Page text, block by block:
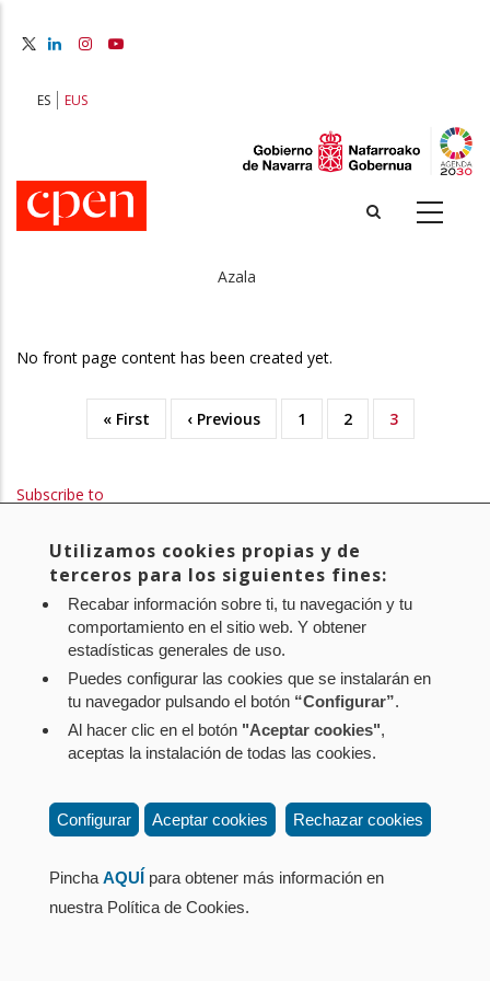
content
ES EUS
Azala
No front page content has been created yet.
Pagination
First
« First
Previous
‹ Previous Orria
1 Orria
2
Uneko
3
Subscribe to
Aviso legal Política de privacidad
Política de cookies
Mapa web
Configuración de cookies
Contacto: Paseo de Sarasate nº 38, 2º Dcha - 31001
Pamplona (Navarra) Tel.: 848 42 08 72
corporacion@cpen.es
Utilizamos cookies propias y de
terceros para los siguientes fines:
Recabar información sobre ti, tu navegación y tu
comportamiento en el sitio web. Y obtener
estadísticas generales de uso.
Puedes configurar las cookies que se instalarán en
tu navegador pulsando el botón “Configurar”.
Al hacer clic en el botón "Aceptar cookies",
aceptas la instalación de todas las cookies.
Configurar Aceptar cookies Rechazar cookies
Pincha AQUÍ para obtener más información en
nuestra Política de Cookies.